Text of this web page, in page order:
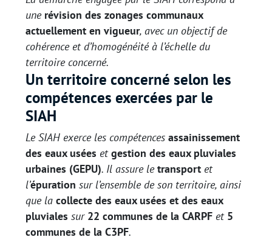
une révision des zonages communaux
actuellement en vigueur, avec un objectif de
cohérence et d’homogénéité à l’échelle du
territoire concerné.
Un territoire concerné selon les
compétences exercées par le
SIAH
Le SIAH exerce les compétencesassainissement
des eaux usées etgestion des eaux pluviales
urbaines (GEPU). Il assure letransport et
l’épuration sur l’ensemble de son territoire, ainsi
que lacollecte des eaux usées et des eaux
pluviales sur 22 communes de la CARPF et 5
communes de la C3PF.